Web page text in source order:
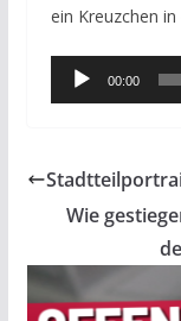
ein Kreuzchen
Audio-
Player
00:00
Wie